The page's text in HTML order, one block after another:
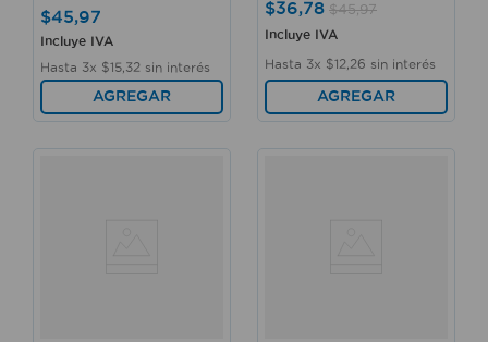
$45,97
Incluye IVA
Hasta 3x $15 32 sin interés
AGREGAR
$36,78 $45,97
Incluye IVA
Hasta 3x $12 26 sin interés
AGREGAR